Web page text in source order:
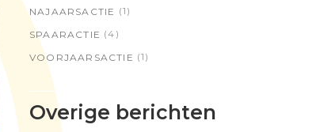
NAJAARSACTIE (1)
SPAARACTIE (4)
VOORJAARSACTIE (1)
Overige berichten